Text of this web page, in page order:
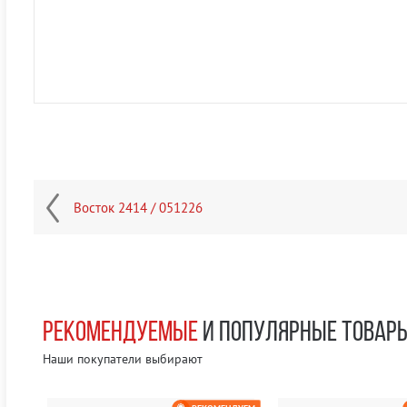
Восток 2414 / 051226
РЕКОМЕНДУЕМЫЕИ ПОПУЛЯРНЫЕ
Наши покупатели выбирают